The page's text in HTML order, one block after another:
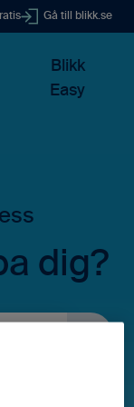
Gå till blikk.se
Blikk
Easy
dig?
är tomt.